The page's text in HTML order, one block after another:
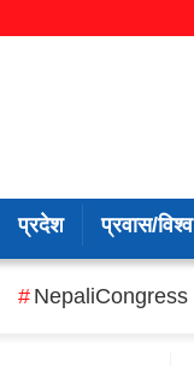
प्रदेश प्रवास/विश्व
NepaliCongress